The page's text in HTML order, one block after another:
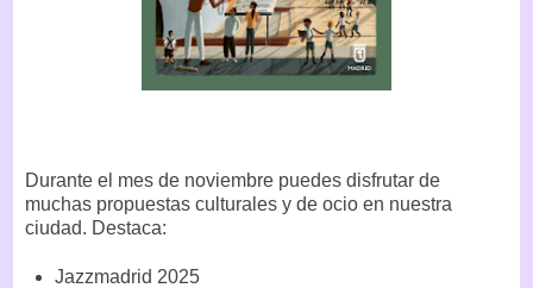
Durante el mes de noviembre puedes disfrutar de
muchas propuestas culturales y de ocio en nuestra
ciudad. Destaca:
Jazzmadrid 2025